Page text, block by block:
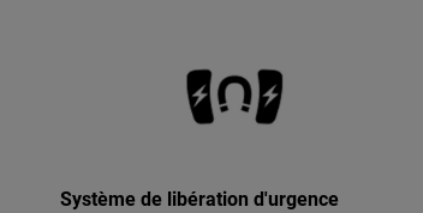
Système de libération d'urgence